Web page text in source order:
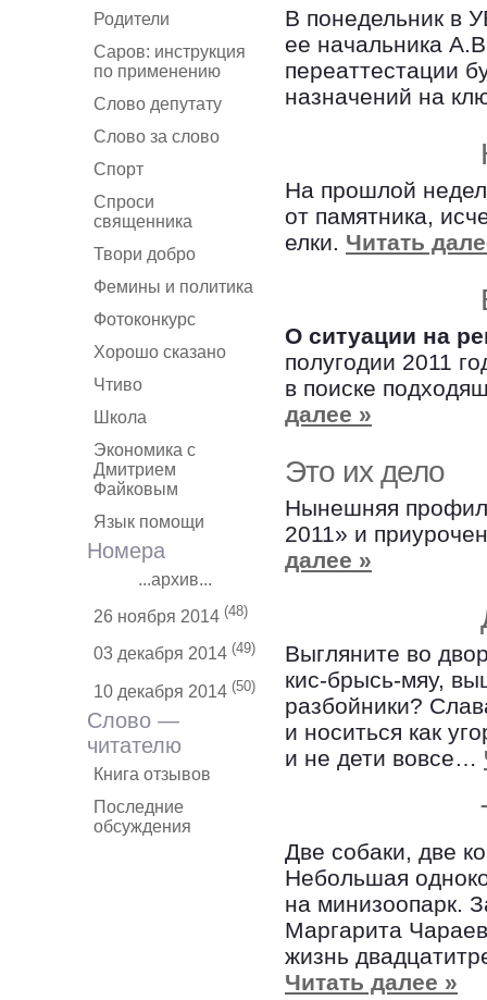
Родители
Саров: инструкция
по применению
Слово депутату
Слово за слово
Спорт
Спроси
священника
Твори добро
Фемины и политика
Фотоконкурс
Хорошо сказано
Чтиво
Школа
Экономика с
Дмитрием
Файковым
Язык помощи
Номера
...архив...
26 ноября 2014 (48)
03 декабря 2014 (49)
10 декабря 2014 (50)
Слово —
читателю
Книга отзывов
Последние
обсуждения
В понедельник в
ее начальника
переаттестации
назначений на
На прошлой
от памятника,
елки. Читать
О ситуации на
полугодии 2011
в поиске
далее »
Это их дело
Нынешняя
2011» и
далее »
Выгляните во
кис-брысь-мяу,
разбойники?
и носиться как
и не дети вовсе…
Две собаки, две
Небольшая
на минизоопарк.
Маргарита
жизнь
Читать далее »